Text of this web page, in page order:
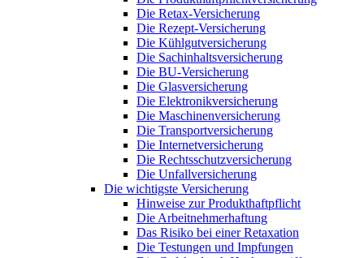
Die Retax-Versicherung
Die Rezept-Versicherung
Die Kühlgutversicherung
Die Sachinhaltsversicherung
Die BU-Versicherung
Die Glasversicherung
Die Elektronikversicherung
Die Maschinenversicherung
Die Transportversicherung
Die Internetversicherung
Die Rechtsschutzversicherung
Die Unfallversicherung
Die wichtigste Versicherung
Hinweise zur Produkthaftpflicht
Die Arbeitnehmerhaftung
Das Risiko bei einer Retaxation
Die Testungen und Impfungen